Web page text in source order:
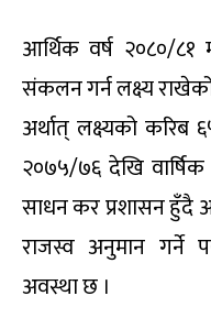
आर्थिक वर्ष २०८०/
संकलन गर्न लक्ष्य
अर्थात् लक्ष्यको करिब
२०७५/७६ देखि
साधन कर प्रशासन हुँदै
राजस्व अनुमान गर्ने
अवस्था छ ।